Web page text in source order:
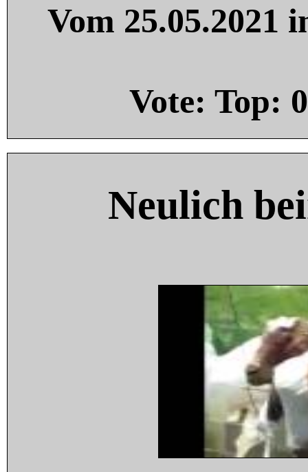
Vom 25.05.2021
Vote: Top: 0
Neulich